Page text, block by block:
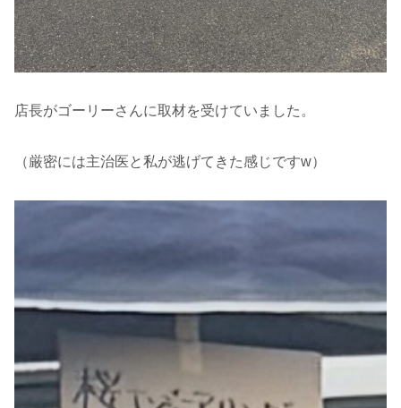
店長がゴーリーさんに取材を受けていました。
（厳密には主治医と私が逃げてきた感じですw）